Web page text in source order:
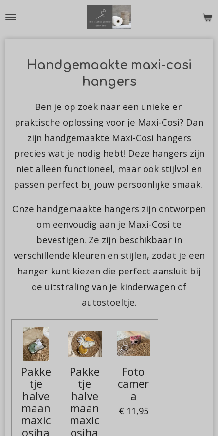
Ga
Handgemaakte maxi-cosi
hangers
Ben je op zoek naar een unieke en
praktische oplossing voor je Maxi-Cosi? Dan
zijn handgemaakte Maxi-Cosi hangers
precies wat je nodig hebt! Deze hangers zijn
niet alleen functioneel, maar ook stijlvol en
passen perfect bij jouw persoonlijke smaak.
Onze handgemaakte hangers zijn ontworpen
om eenvoudig aan je Maxi-Cosi te
bevestigen. Ze zijn beschikbaar in
verschillende kleuren en stijlen, zodat je een
hanger kunt kiezen die perfect aansluit bij
de uitstraling van je kinderwagen of
autostoeltje.
Pakke
tje
halve
maan
maxic
osiha
Pakke
tje
halve
maan
maxic
osiha
Foto
camer
a
€ 11,95